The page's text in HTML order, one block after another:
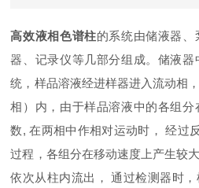
高效液相色谱柱的系统由储液器、
器、记录仪等几部分组成。储液
统，样品溶液经进样器进入流动相
相）内，由于样品溶液中的各组
数, 在两相中作相对运动时， 经过
过程，各组分在移动速度上产生较
依次从柱内流出， 通过检测器时